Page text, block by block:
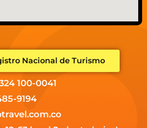
Nacional de Turismo
100-0041
9194